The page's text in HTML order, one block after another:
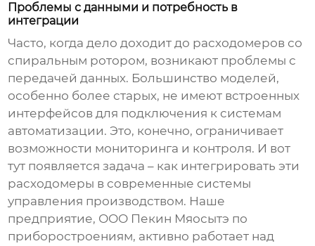
Проблемы с данными и потребность в
интеграции
Часто, когда дело доходит до расходомеров со
спиральным ротором, возникают проблемы с
передачей данных. Большинство моделей,
особенно более старых, не имеют встроенных
интерфейсов для подключения к системам
автоматизации. Это, конечно, ограничивает
возможности мониторинга и контроля. И вот
тут появляется задача – как интегрировать эти
расходомеры в современные системы
управления производством. Наше
предприятие, ООО Пекин Мяосытэ по
приборостроениям, активно работает над